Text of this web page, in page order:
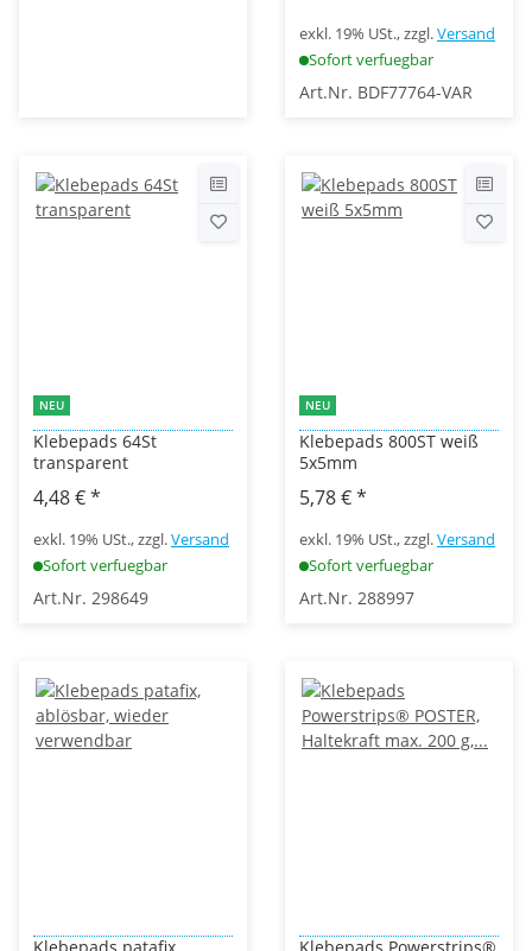
exkl. 19% USt., zzgl.Versand
Sofort verfuegbar
Art.Nr. BDF77764-VAR
NEU
Klebepads 64St
transparent
4,48 €*
exkl. 19% USt., zzgl.Versand
Sofort verfuegbar
Art.Nr. 298649
NEU
Klebepads 800ST weiß
5x5mm
5,78 €*
exkl. 19% USt., zzgl.Versand
Sofort verfuegbar
Art.Nr. 288997